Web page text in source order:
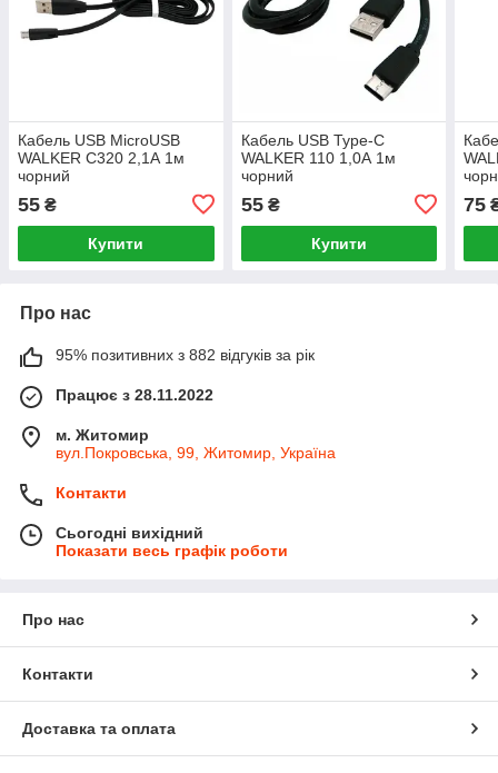
Кабель USB MicroUSB
WALKER C320 2,1А 1м
чорний
55 ₴
Купити
Кабель USB Type-C
WALKER 110 1,0А 1м
чорний
55₴
Купити
75
Про нас
95% позитивних з 882 відгуків за рік
Працює з 28.11.2022
м. Житомир
вул.Покровська, 99, Житомир, Україна
Контакти
Сьогодні вихідний
Показати весь графік роботи
Про нас
Контакти
Доставка та оплата